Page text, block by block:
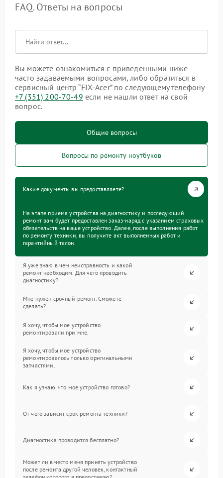
FAQ. Ответы на вопросы
Вы можете ознакомиться с приведенными ниже
часто задаваемыми вопросами, либо обратиться в
сервисный центр “FIX-Acer” по следующему телефону
+7 (351) 200-70-49 если не нашли ответ на свой
вопрос.
Общие вопросы
Вопросы по ремонту ноутбуков
Какие документы вы предоставляете?
На этапе приема устройства на диагностику и последующий
ремонт вам будет предоставлен заказ-наряд с указанием страховых
обязательств на ваше устройство. Далее, после выполнения работ
по ремонту техники, вы получите акт выполненных работ и
гарантийный талон.
Я уже знаю в чем неисправность и какой
ремонт необходим. Для чего проводить
диагностику?
Мне нужен срочный ремонт. Сможете
сделать?
Я хочу, чтобы мое устройство
ремонтировали при мне.
Я хочу, чтобы мое устройство
ремонтировалось только оригинальными
запчастями.
Как я узнаю, что мое устройство готово?
От чего зависит срок ремонта техники?
Диагностика проводится бесплатно?
Может ли вместо меня принять устройство
после ремонта другой человек, контактный